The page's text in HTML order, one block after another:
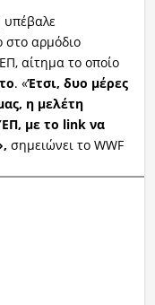
υπέβαλε
στο αρμόδιο
αίτημα το οποίο
. «Έτσι, δυο μέρες
η μελέτη
με το link να
σημειώνει το WWF